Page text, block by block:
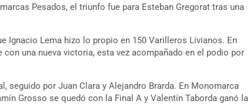
Pesados, el triunfo fue para Esteban Gregorat tras una
Ignacio Lema hizo lo propio en 150 Varilleros Livianos. En
una nueva victoria, esta vez acompañado en el podio por
seguido por Juan Clara y Alejandro Brarda. En Monomarca
Grosso se quedó con la Final A y Valentín Taborda ganó la